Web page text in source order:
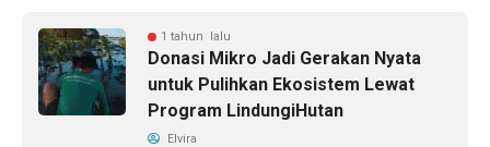
1 tahun lalu
Donasi Mikro Jadi Gerakan Nyata
untuk Pulihkan Ekosistem Lewat
Program LindungiHutan
Elvira